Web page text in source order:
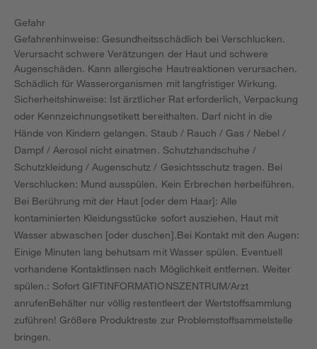
Gefahr
Gefahrenhinweise: Gesundheitsschädlich bei Verschlucken.
Verursacht schwere Verätzungen der Haut und schwere
Augenschäden. Kann allergische Hautreaktionen verursachen.
Schädlich für Wasserorganismen mit langfristiger Wirkung.
Sicherheitshinweise: Ist ärztlicher Rat erforderlich, Verpackung
oder Kennzeichnungsetikett bereithalten. Darf nicht in die
Hände von Kindern gelangen. Staub / Rauch / Gas / Nebel /
Dampf / Aerosol nicht einatmen. Schutzhandschuhe /
Schutzkleidung / Augenschutz / Gesichtsschutz tragen. Bei
Verschlucken: Mund ausspülen. Kein Erbrechen herbeiführen.
Bei Berührung mit der Haut [oder dem Haar]: Alle
kontaminierten Kleidungsstücke sofort ausziehen. Haut mit
Wasser abwaschen [oder duschen].Bei Kontakt mit den Augen:
Einige Minuten lang behutsam mit Wasser spülen. Eventuell
vorhandene Kontaktlinsen nach Möglichkeit entfernen. Weiter
spülen.: Sofort GIFTINFORMATIONSZENTRUM/Arzt
anrufenBehälter nur völlig restentleert der Wertstoffsammlung
zuführen! Größere Produktreste zur Problemstoffsammelstelle
bringen.